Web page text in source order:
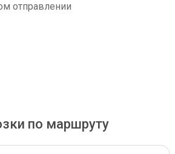
отправлении
по маршруту